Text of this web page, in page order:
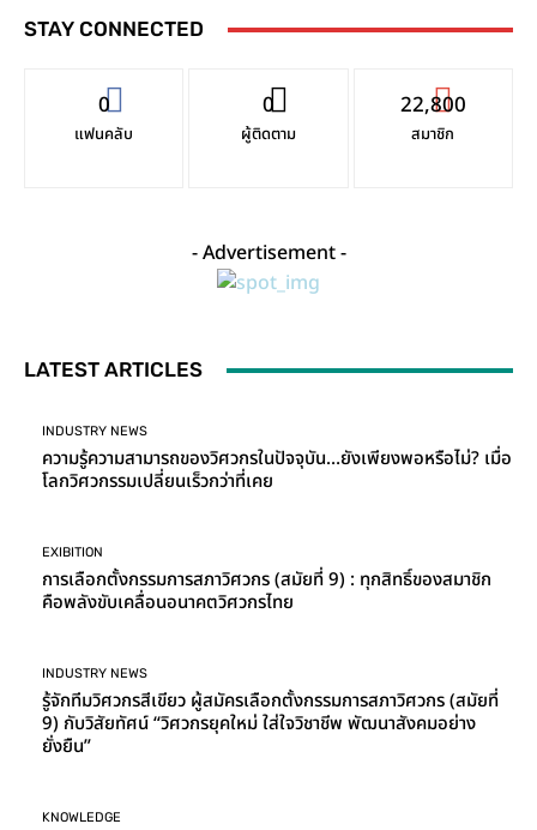
STAY CONNECTED
0
แฟนคลับ
0
ผู้ติดตาม
22,800
สมาชิก
- Advertisement -
LATEST ARTICLES
INDUSTRY NEWS
ความรู้ความสามารถของวิศวกรในปัจจุบัน…ยังเพียงพอหรือไม่? เมื่อ
โลกวิศวกรรมเปลี่ยนเร็วกว่าที่เคย
EXIBITION
การเลือกตั้งกรรมการสภาวิศวกร (สมัยที่ 9) : ทุกสิทธิ์ของสมาชิก
คือพลังขับเคลื่อนอนาคตวิศวกรไทย
INDUSTRY NEWS
รู้จักทีมวิศวกรสีเขียว ผู้สมัครเลือกตั้งกรรมการสภาวิศวกร (สมัยที่
9) กับวิสัยทัศน์ “วิศวกรยุคใหม่ ใส่ใจวิชาชีพ พัฒนาสังคมอย่าง
ยั่งยืน”
KNOWLEDGE